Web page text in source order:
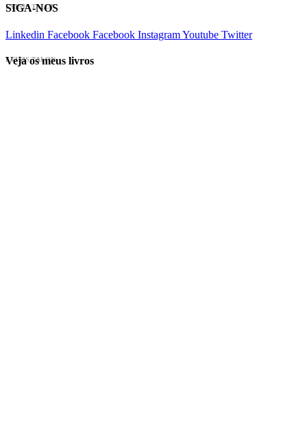
EVINIS TALON
SIGA-NOS
Linkedin Facebook Facebook InstagramYoutube Twitter
EVINIS TALON
Veja os meus livros